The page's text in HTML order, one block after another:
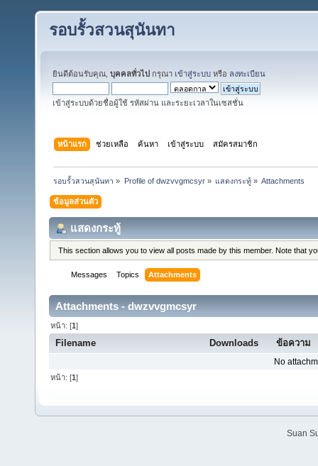
รอบรั้วสวนสุนันทา
ยินดีต้อนรับคุณ, บุคคลทั่วไป กรุณา เข้าสู่ระบบ หรือ ลงทะเบียน
เข้าสู่ระบบด้วยชื่อผู้ใช้ รหัสผ่าน และระยะเวลาในเซสชั่น
หน้าแรก ช่วยเหลือ ค้นหา เข้าสู่ระบบ สมัครสมาชิก
รอบรั้วสวนสุนันทา » Profile of dwzvvgmcsyr» แสดงกระทู้» Attachments
ข้อมูลส่วนตัว
แสดงกระทู้
This section allows you to view all posts made by this member. Note that
Messages Topics Attachments
Attachments - dwzvvgmcsyr
หน้า: [1]
Filename Downloads ข้อความ
No
หน้า: [1]
Suan